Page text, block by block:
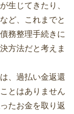
生じてきたり、
ど、これまでと
務整理手続きに
方法だと考えま
、過払い金返還
とはありません
たお金を取り返